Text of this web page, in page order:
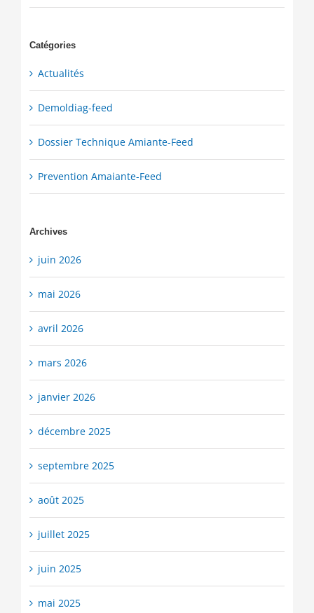
Catégories
Actualités
Demoldiag-feed
Dossier Technique Amiante-Feed
Prevention Amaiante-Feed
Archives
juin 2026
mai 2026
avril 2026
mars 2026
janvier 2026
décembre 2025
septembre 2025
août 2025
juillet 2025
juin 2025
mai 2025